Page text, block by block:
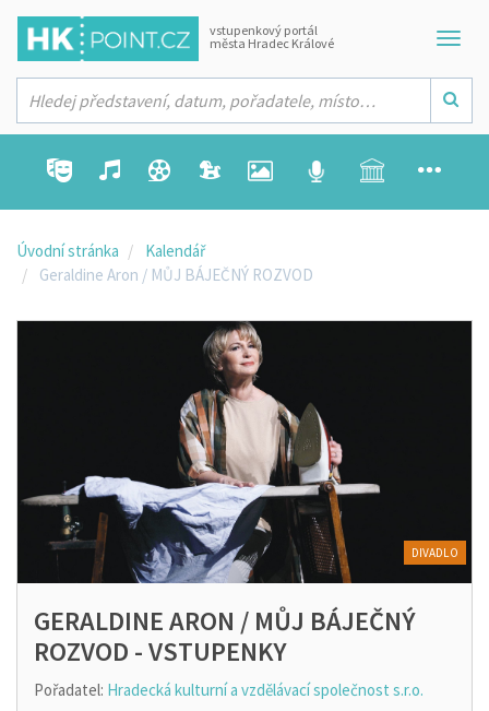
vstupenkový portál
města Hradec Králové
Úvodní stránka
Kalendář
Geraldine Aron / MŮJ BÁJEČNÝ ROZVOD
GERALDINE ARON / MŮJ BÁJEČNÝ
ROZVOD - VSTUPENKY
Pořadatel: Hradecká kulturní a vzdělávací společnost s.r.o.
DIVADLO